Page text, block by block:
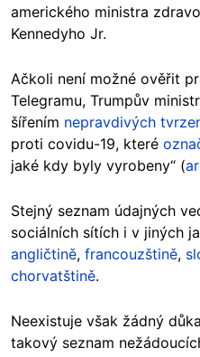
amerického ministra
Kennedyho Jr.
Ačkoli není možné ověřit
Telegramu, Trumpův
šířením nepravdivých
proti covidu-19, které
jaké kdy byly vyrobeny“ (
Stejný seznam údajných
sociálních sítích i v jiných
angličtině, francouzštině,
chorvatštině.
Neexistuje však žádný
takový seznam